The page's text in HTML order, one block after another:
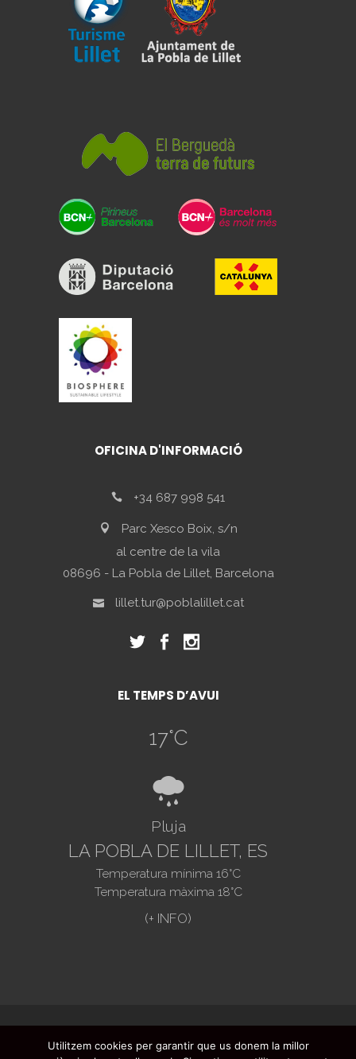
OFICINA D'INFORMACIÓ
+34 687 998 541
Parc Xesco Boix, s/n
al centre de la vila
08696 - La Pobla de Lillet, Barcelona
lillet.tur@poblalillet.cat
EL TEMPS D’AVUI
17°C
8
Pluja
LA POBLA DE LILLET, ES
Temperatura mínima 16°C
Temperatura màxima 18°C
Preguntes freqüents- Registre butlletí -
Utilitzem cookies per garantir que us donem la millor